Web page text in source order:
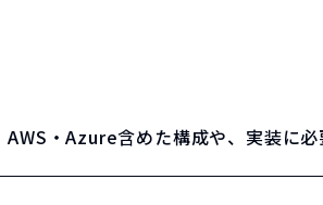
・Azure含めた構成や、実装に